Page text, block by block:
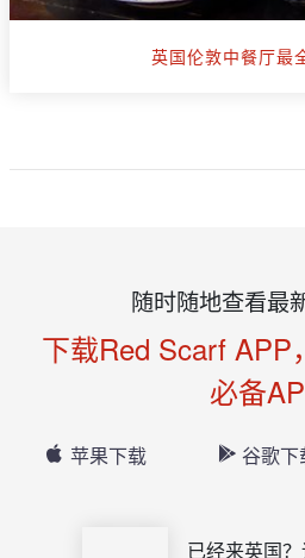
英国伦敦中餐厅最
随时随地查看最
下载Red Scarf APP
必备
苹果下载 谷歌下
已经来英国